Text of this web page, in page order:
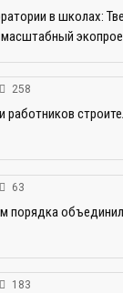
в школах:
масштабный
258
работников
63
порядка
183